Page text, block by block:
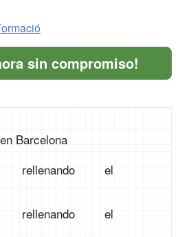
sin compromiso!
Barcelona
rellenando el
rellenando el